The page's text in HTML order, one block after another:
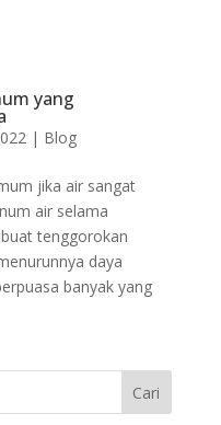
yang
| Blog
jika air sangat
air selama
tenggorokan
daya
banyak yang